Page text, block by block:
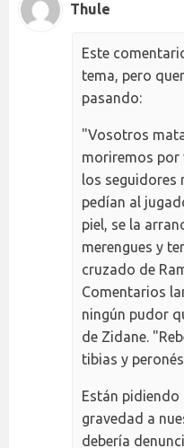
Thule
Este
tema, pero
pasando:
"Vosotros
moriremos por
los seguidores
pedían al
piel, se la
merengues y
cruzado de
Comentarios
ningún pudor
de Zidane.
tibias y
Están pidiendo
gravedad a
debería